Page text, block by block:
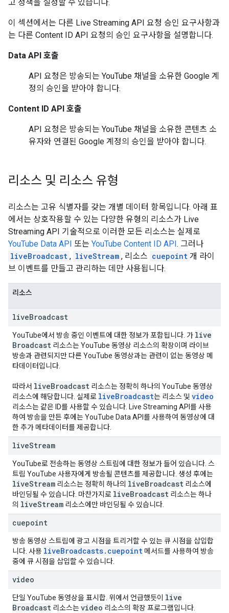
고 정책을 설정할 수 있습니다.
이 섹션에서는 다른 Live Streaming API 요청 승인 요구사항과
는 다른 Content ID API 요청의 승인 요구사항을 설명합니다.
Data API 호출
API 요청은 방송되는 YouTube 채널을 소유한 Google 계
정의 승인을 받아야 합니다.
Content ID API 호출
API 요청은 방송되는 YouTube 채널을 소유한 콘텐츠 소
유자와 연결된 Google 계정의 승인을 받아야 합니다.
리소스 및 리소스 유형
리소스는 고유 식별자를 갖는 개별 데이터 항목입니다. 아래 표
에서는 상호작용할 수 있는 다양한 유형의 리소스가 Live
Streaming API 기술적으로 이러한 모든 리소스는 실제로
YouTube Data API 또는 YouTube Content ID API. 그러나
liveBroadcast , liveStream , 리소스 cuepoint 개 라이
브 이벤트를 만들고 관리하는 데만 사용됩니다.
리소스
liveBroadcast
YouTube에서 방송 중인 이벤트에 대한 정보가 포함됩니다. 가 live
Broadcast 리소스는 YouTube 동영상 리소스의 확장이며 라이브
방송과 관련되지만 다른 YouTube 동영상과는 관련이 없는 동영상 메
타데이터입니다.
따라서 liveBroadcast 리소스는 정확히 하나의 YouTube 동영상
리소스에 해당합니다. 실제로 liveBroadcast는 리소스 및 video
리소스는 같은 ID를 사용할 수 있습니다. Live Streaming API를 사용
하여 방송을 만든 후에는 YouTube Data API를 사용하여 동영상에 대
한 추가 메타데이터를 제공합니다.
liveStream
YouTube로 전송하는 동영상 스트림에 대한 정보가 들어 있습니다. 스
트림 YouTube 사용자에게 방송될 콘텐츠를 제공합니다. 생성 후에는
liveStream 리소스는 정확히 하나의 liveBroadcast 리소스에
바인딩될 수 있습니다. 마찬가지로 liveBroadcast 리소스는 하나
의 liveStream 리소스에만 바인딩될 수 있습니다.
cuepoint
방송 동영상 스트림에 광고 시점을 트리거할 수 있는 큐 시점을 삽입합
니다. 사용 liveBroadcasts. cuepoint 메서드를 사용하여 방송
중에 큐 시점을 삽입할 수 있습니다.
video
단일 YouTube 동영상을 표시합. 위에서 언급했듯이 live
Broadcast 리소스는video 리소스의 확장 프로그램입니다.